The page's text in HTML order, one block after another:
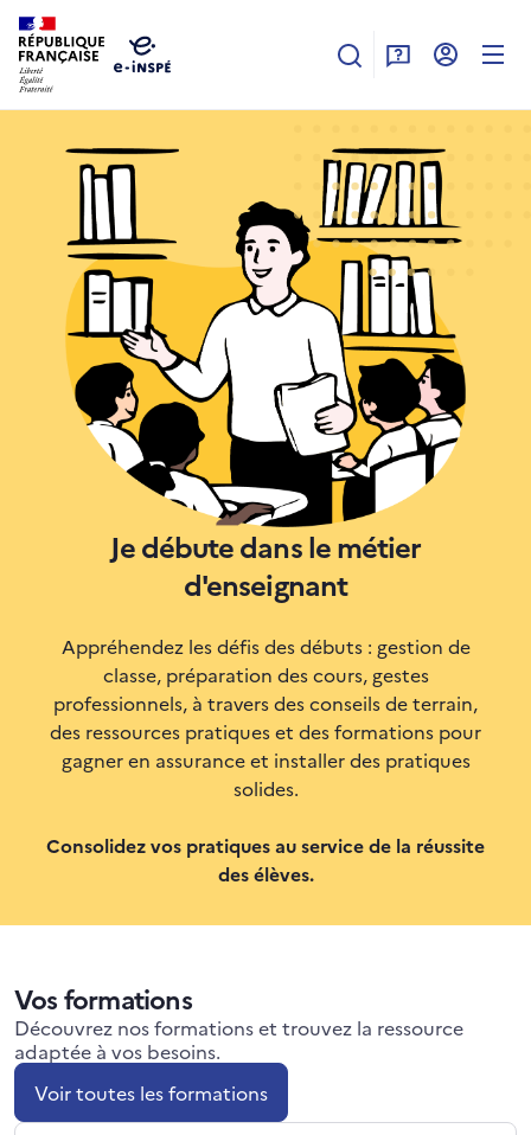
Je débute dans le métier
d'enseignant
Appréhendez les défis des débuts : gestion de
classe, préparation des cours, gestes
professionnels, à travers des conseils de terrain,
des ressources pratiques et des formations pour
gagner en assurance et installer des pratiques
solides.
Consolidez vos pratiques au service de la réussite
des élèves.
Vos formations
Découvrez nos formations et trouvez la ressource
adaptée à vos besoins.
Voir toutes les formations